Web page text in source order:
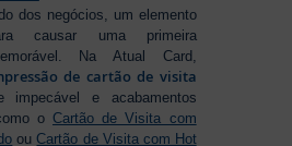
dos negócios, um elemento
causar uma primeira
Na Atual Card,
de cartão de visita
impecável e acabamentos
o Cartão de Visita com
ouCartão de Visita com Hot